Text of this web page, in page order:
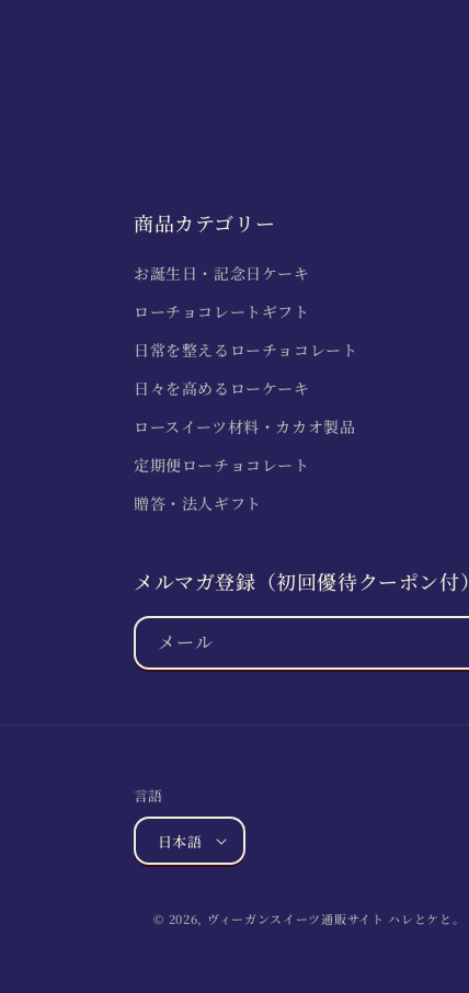
商品カテゴリー
お誕生日・記念日ケーキ
ローチョコレートギフト
日常を整えるローチョコレート
日々を高めるローケーキ
ロースイーツ材料・カカオ製品
定期便ローチョコレート
贈答・法人ギフト
メルマガ登録（初回優待クーポン付）
メール
言語
日本語
© 2026, ヴィーガンスイーツ通販サイト ハレとケと。